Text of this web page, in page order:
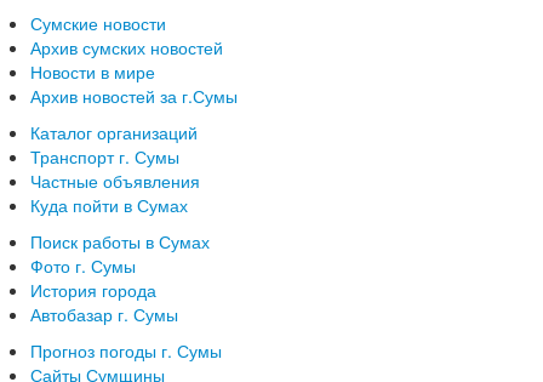
Сумские новости
Архив сумских новостей
Новости в мире
Архив новостей за г.Сумы
Каталог организаций
Транспорт г. Сумы
Частные объявления
Куда пойти в Сумах
Поиск работы в Сумах
Фото г. Сумы
История города
Автобазар г. Сумы
Прогноз погоды г. Сумы
Сайты Сумщины